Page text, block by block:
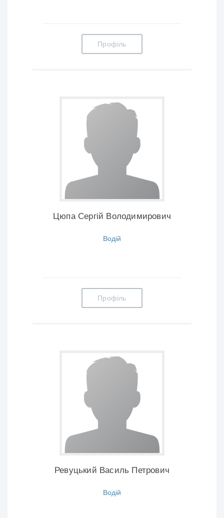
Профіль
Цюпа Сергій Володимирович
Водій
Профіль
Ревуцький Василь Петрович
Водій